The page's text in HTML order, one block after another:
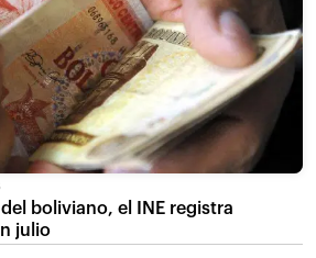
boliviano, el INE registra
julio